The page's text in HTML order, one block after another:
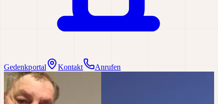
Gedenkportal Kontakt Anrufen